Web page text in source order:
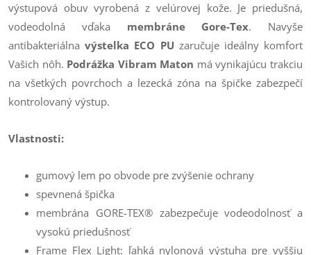
výstupová obuv vyrobená z velúrovej kože. Je priedušná,
vodeodolná vďaka membráne Gore-Tex. Navyše
antibakteriálna výstelka ECO PU zaručuje ideálny komfort
Vašich nôh. Podrážka Vibram Maton má vynikajúcu trakciu
na všetkých povrchoch a lezecká zóna na špičke zabezpečí
kontrolovaný výstup.
Vlastnosti:
gumový lem po obvode pre zvýšenie ochrany
spevnená špička
membrána GORE-TEX® zabezpečuje vodeodolnosť a
vysokú priedušnosť
Frame Flex Light: ľahká nylonová výstuha pre vyššiu